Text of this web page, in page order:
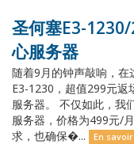
圣何塞E3-
心服务器
随着9月的钟声敲响，
E3-1230，超值299元返
服务器。 不仅如此，
服务器，价格为499元/
求，也确保�...
En